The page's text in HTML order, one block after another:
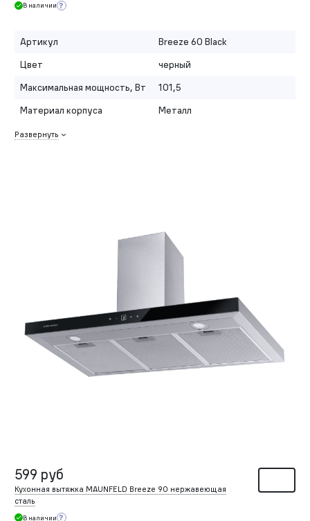
В наличии
Артикул
Breeze 60 Black
Цвет
черный
Максимальная мощность, Вт
101,5
Материал корпуса
Металл
Развернуть
599 руб
Кухонная вытяжка MAUNFELD Breeze 90 нержавеющая
сталь
В наличии